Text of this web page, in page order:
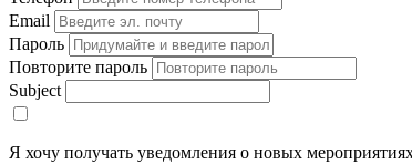
Email
Пароль
Повторите пароль
Subject
Я хочу получать уведомления о новых